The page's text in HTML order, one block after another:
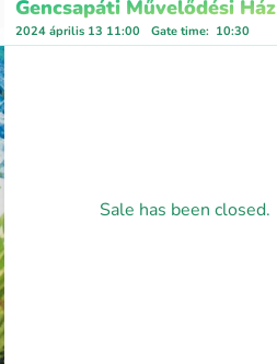
Gencsapáti Művelődési Ház
2024 április 13 11:00 Gate time: 10:30
Sale has been closed.